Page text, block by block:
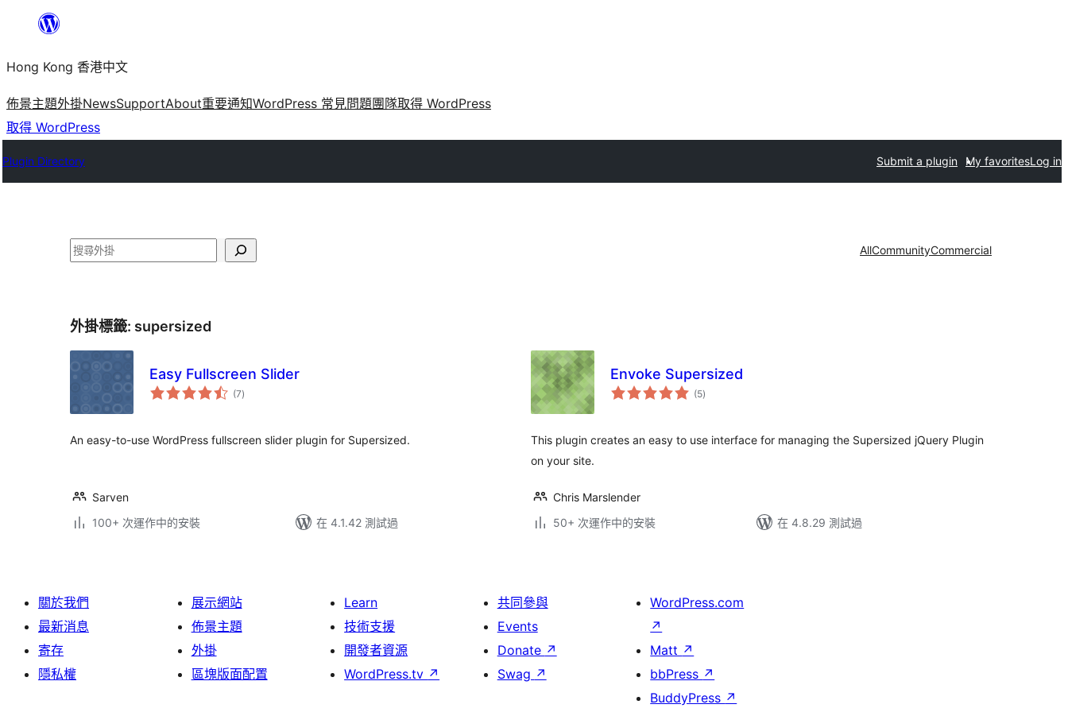
主
要
內
容
Hong Kong 香港中文
佈景主題外掛NewsSupportAbout重要通知WordPress 常見問題團隊取得 WordPress
取得 WordPress
Plugin Directory Submit a plugin My favoritesLog in
搜
AllCommunityCommercial
外掛標籤: supersized
Easy Fullscreen Slider
(7總
評)
An easy-to-use WordPress fullscreen slider plugin for Supersized.
Sarven
100+ 次運作中的安裝
在 4.1.42 測試過
Envoke Supersized
(5總
評)
This plugin creates an easy to use interface for managing the Supersized jQuery Plugin
on your site.
Chris Marslender
50+ 次運作中的安裝
在 4.8.29 測試過
關於我們
最新消息
寄存
隱私權
展示網站
佈景主題
外掛
區塊版面配置
Learn
技術支援
開發者資源
WordPress.tv ↗
共同參與
Events
Donate ↗
Swag ↗
WordPress.com
↗
Matt ↗
bbPress ↗
BuddyPress ↗